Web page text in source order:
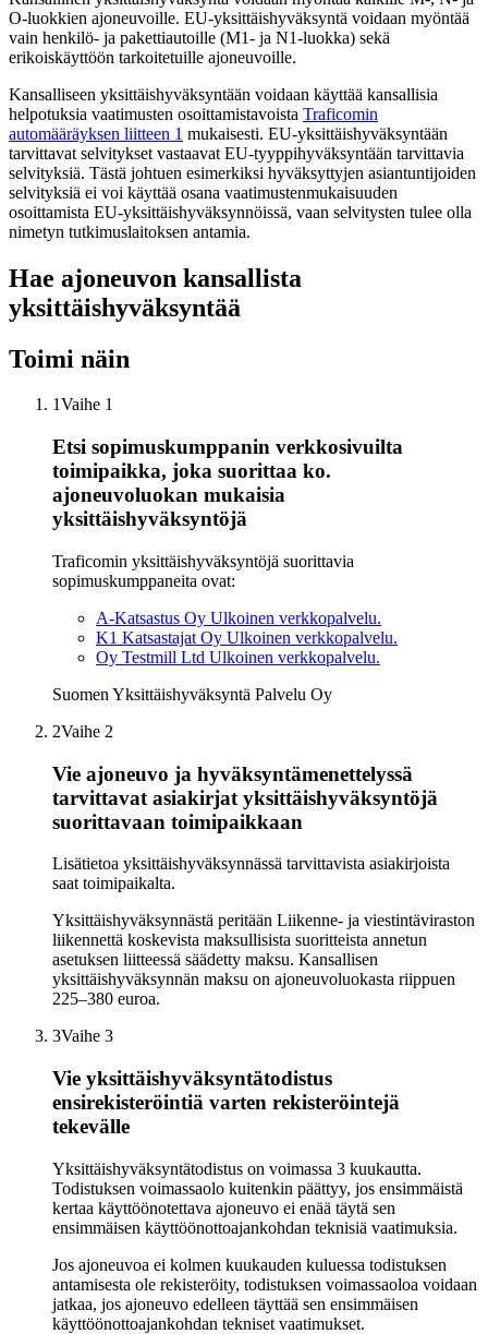
O-luokkien ajoneuvoille. EU-yksittäishyväksyntä voidaan myöntää
vain henkilö- ja pakettiautoille (M1- ja N1-luokka) sekä
erikoiskäyttöön tarkoitetuille ajoneuvoille.
Kansalliseen yksittäishyväksyntään voidaan käyttää kansallisia
helpotuksia vaatimusten osoittamistavoista Traficomin
automääräyksen liitteen 1 mukaisesti. EU-yksittäishyväksyntään
tarvittavat selvitykset vastaavat EU-tyyppihyväksyntään tarvittavia
selvityksiä. Tästä johtuen esimerkiksi hyväksyttyjen asiantuntijoiden
selvityksiä ei voi käyttää osana vaatimustenmukaisuuden
osoittamista EU-yksittäishyväksynnöissä, vaan selvitysten tulee olla
nimetyn tutkimuslaitoksen antamia.
Hae ajoneuvon kansallista
yksittäishyväksyntää
Toimi näin
1Vaihe 1
Etsi sopimuskumppanin verkkosivuilta
toimipaikka, joka suorittaa ko.
ajoneuvoluokan mukaisia
yksittäishyväksyntöjä
Traficomin yksittäishyväksyntöjä suorittavia
sopimuskumppaneita ovat:
A-Katsastus Oy Ulkoinen verkkopalvelu.
K1 Katsastajat Oy Ulkoinen verkkopalvelu.
Oy Testmill Ltd Ulkoinen verkkopalvelu.
Suomen Yksittäishyväksyntä Palvelu Oy
2Vaihe 2
Vie ajoneuvo ja hyväksyntämenettelyssä
tarvittavat asiakirjat yksittäishyväksyntöjä
suorittavaan toimipaikkaan
Lisätietoa yksittäishyväksynnässä tarvittavista asiakirjoista
saat toimipaikalta.
Yksittäishyväksynnästä peritään Liikenne- ja viestintäviraston
liikennettä koskevista maksullisista suoritteista annetun
asetuksen liitteessä säädetty maksu. Kansallisen
yksittäishyväksynnän maksu on ajoneuvoluokasta riippuen
225–380 euroa.
3Vaihe 3
Vie yksittäishyväksyntätodistus
ensirekisteröintiä varten rekisteröintejä
tekevälle
Yksittäishyväksyntätodistus on voimassa 3 kuukautta.
Todistuksen voimassaolo kuitenkin päättyy, jos ensimmäistä
kertaa käyttöönotettava ajoneuvo ei enää täytä sen
ensimmäisen käyttöönottoajankohdan teknisiä vaatimuksia.
Jos ajoneuvoa ei kolmen kuukauden kuluessa todistuksen
antamisesta ole rekisteröity, todistuksen voimassaoloa voidaan
jatkaa, jos ajoneuvo edelleen täyttää sen ensimmäisen
käyttöönottoajankohdan tekniset vaatimukset.